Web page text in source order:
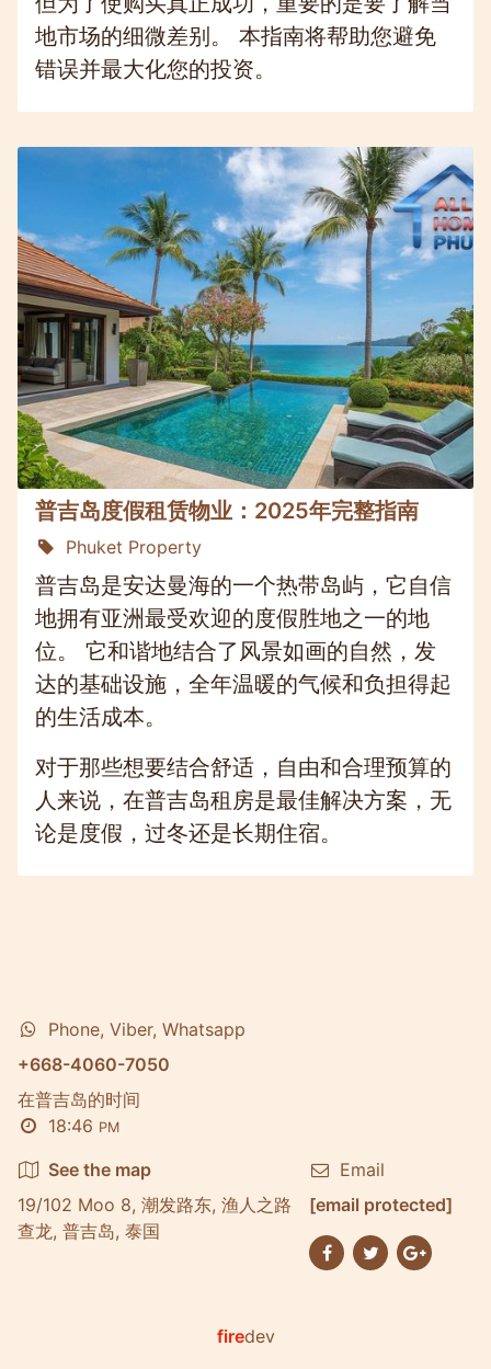
地市场的细微差别。 本指南将帮助您避免
错误并最大化您的投资。
普吉岛度假租赁物业：2025年完整指南
Phuket Property
普吉岛是安达曼海的一个热带岛屿，它自信
地拥有亚洲最受欢迎的度假胜地之一的地
位。 它和谐地结合了风景如画的自然，发
达的基础设施，全年温暖的气候和负担得起
的生活成本。
对于那些想要结合舒适，自由和合理预算的
人来说，在普吉岛租房是最佳解决方案，无
论是度假，过冬还是长期住宿。
Phone, Viber, Whatsapp
+668-4060-7050
在普吉岛的时间
18:46 PM
See the map
19/102 Moo 8, 潮发路东, 渔人之路
查龙, 普吉岛, 泰国
Email
[email protected]
firedev